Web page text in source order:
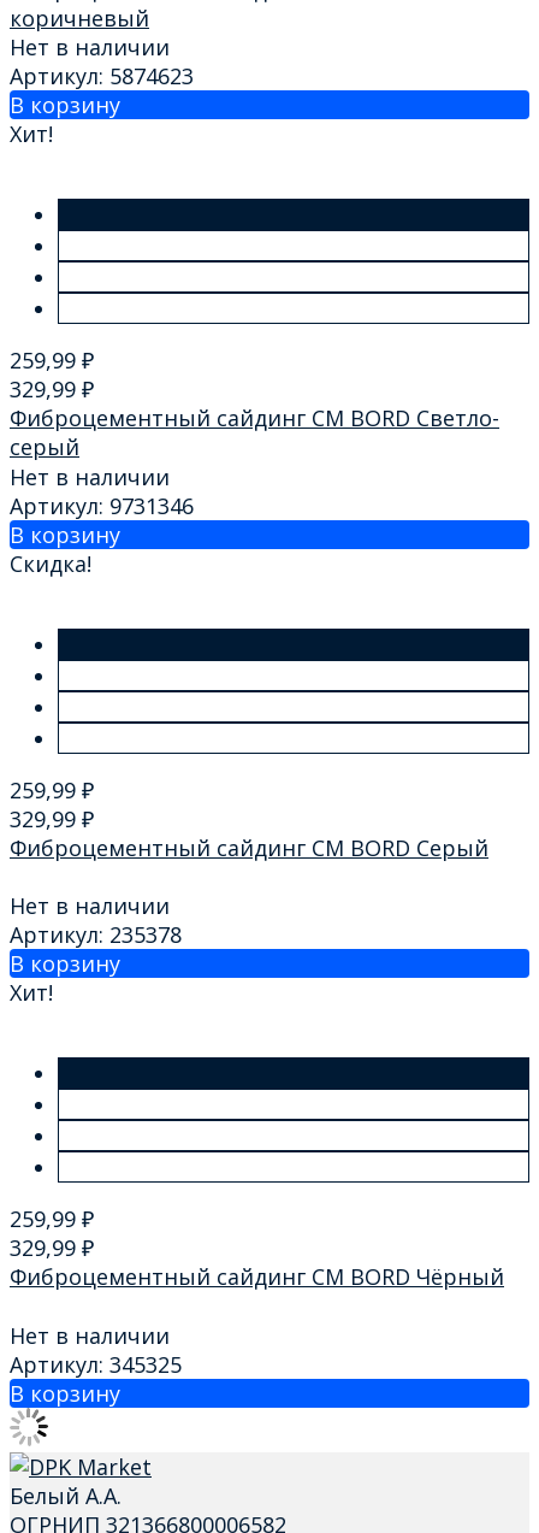
коричневый
Нет в наличии
Артикул: 5874623
В корзину
Хит!
259,99 ₽
329,99 ₽
Фиброцементный сайдинг CM BORD Светло-
серый
Нет в наличии
Артикул: 9731346
В корзину
Скидка!
259,99 ₽
329,99 ₽
Фиброцементный сайдинг CM BORD Серый
Нет в наличии
Артикул: 235378
В корзину
Хит!
259,99 ₽
329,99 ₽
Фиброцементный сайдинг CM BORD Чёрный
Нет в наличии
Артикул: 345325
В корзину
Белый А.А.
ОГРНИП 321366800006582